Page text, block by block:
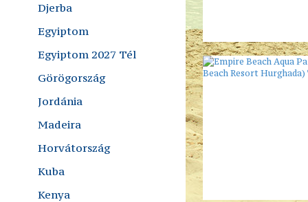
Djerba
Egyiptom
Egyiptom 2027 Tél
Görögország
Jordánia
Madeira
Horvátország
Kuba
Kenya